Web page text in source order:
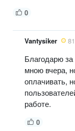
0
Vantysiker 81
Благодарю
мною вчера,
оплачивать,
работе.
0